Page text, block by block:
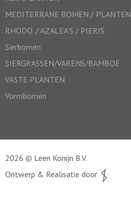
MEDITERRANE BOMEN / PLANTEN
RHODO. / AZALEA’S / PIERIS
Sierbomen
SIERGRASSEN/VARENS/BAMBOE
VASTE PLANTEN
Vormbomen
2026 © Leen Konijn B.V.
Ontwerp & Realisatie door